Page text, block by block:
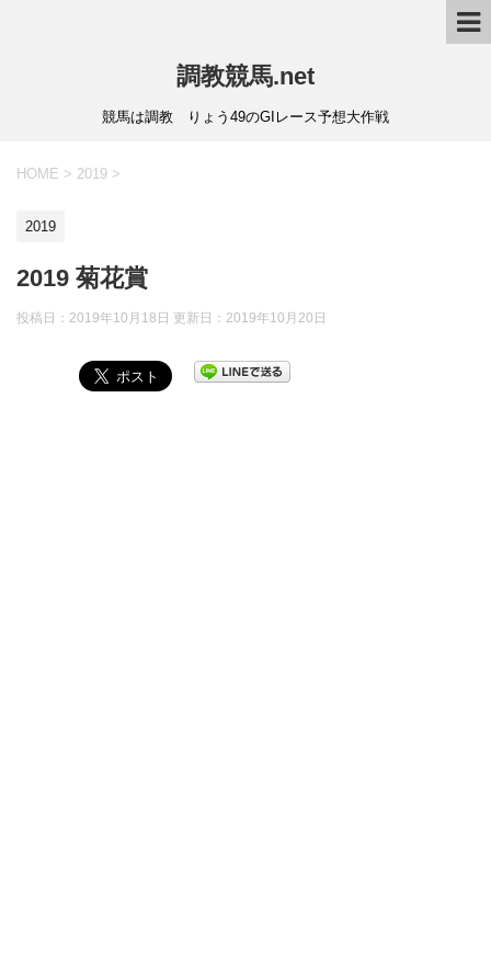
調教競馬.net
競馬は調教 りょう49のGIレース予想大作戦
HOME > 2019 >
2019
2019 菊花賞
投稿日：2019年10月18日 更新日： 2019年10月20日